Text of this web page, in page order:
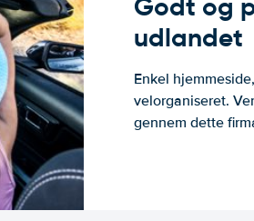
Godt og
udlandet
Enkel
velorganiseret.
gennem dette